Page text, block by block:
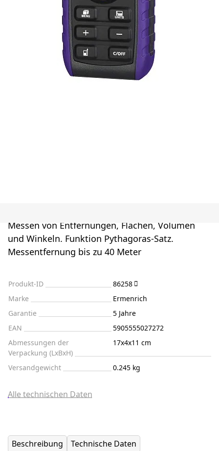
Messen von Entfernungen, Flächen, Volumen
und Winkeln. Funktion Pythagoras-Satz.
Messentfernung bis zu 40 Meter
Produkt-ID
86258
Marke
Ermenrich
Garantie
5 Jahre
EAN
5905555027272
Abmessungen der
Verpackung (LxBxH)
17x4x11 cm
Versandgewicht 0.245 kg
Alle technischen Daten
Beschreibung
Technische Daten